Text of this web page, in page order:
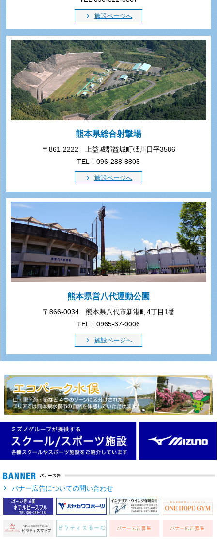
施設ページへ
熊本県総合射撃場
〒861-2222 上益城郡益城町砥川日平3586
TEL：096-288-8805
施設ページへ
熊本県営八代運動公園
〒866-0034 熊本県八代市新港町4丁目1番
TEL：0965-37-0006
施設ページへ
バナー広告についての問い合わせ